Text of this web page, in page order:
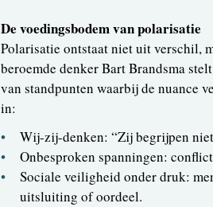
De voedingsbodem van polarisatie
Polarisatie ontstaat niet uit verschil,
beroemde denker Bart Brandsma
van standpunten waarbij de nuance
in:
Wij-zij-denken: “Zij begrijpen
Onbesproken spanningen:
Sociale veiligheid onder druk:
uitsluiting of oordeel.